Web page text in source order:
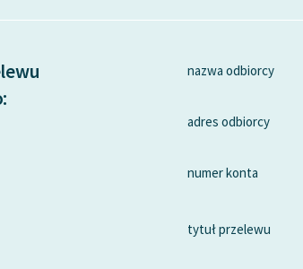
nazwa odbiorcy
adres odbiorcy
numer konta
tytuł przelewu